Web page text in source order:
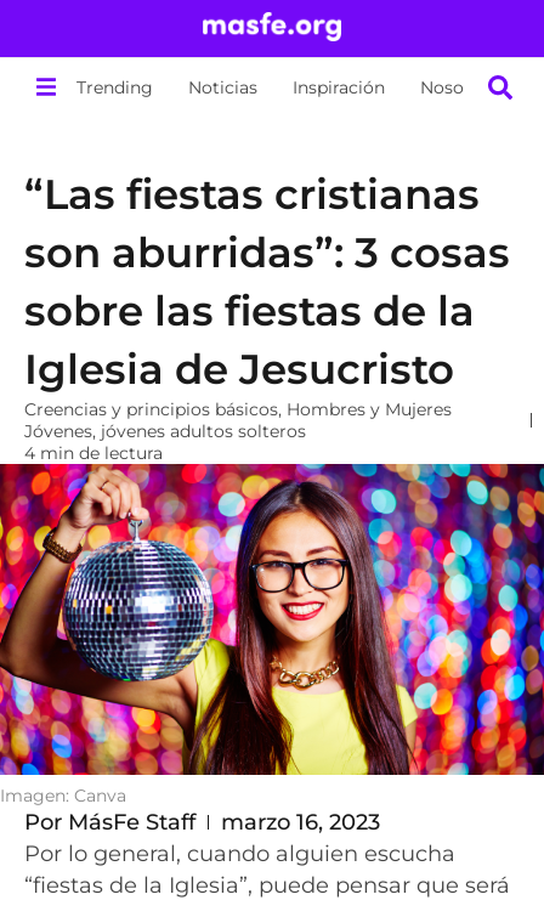
Trending Noticias Inspiración Nosotros
“Las fiestas cristianas
son aburridas”: 3 cosas
sobre las fiestas de la
Iglesia de Jesucristo
Creencias y principios básicos, Hombres y Mujeres
Jóvenes, jóvenes adultos solteros
4 min de lectura
Imagen: Canva
Por MásFe Staff
marzo 16, 2023
Por lo general, cuando alguien escucha
“fiestas de la Iglesia”, puede pensar que será